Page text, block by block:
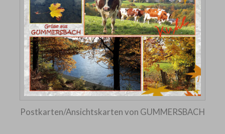
Postkarten/Ansichtskarten von GUMMERSBACH